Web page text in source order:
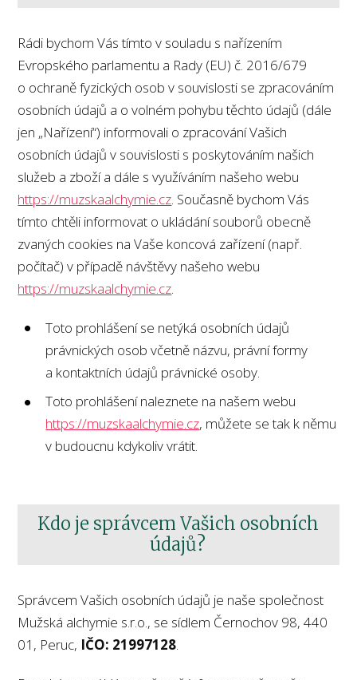
Rádi bychom Vás tímto v souladu s nařízením
Evropského parlamentu a Rady (EU) č. 2016/679
o ochraně fyzických osob v souvislosti se zpracováním
osobních údajů a o volném pohybu těchto údajů (dále
jen „Nařízení“) informovali o zpracování Vašich
osobních údajů v souvislosti s poskytováním našich
služeb a zboží a dále s využíváním našeho webu
https://muzskaalchymie.cz. Současně bychom Vás
tímto chtěli informovat o ukládání souborů obecně
zvaných cookies na Vaše koncová zařízení (např.
počítač) v případě návštěvy našeho webu
https://muzskaalchymie.cz.
Toto prohlášení se netýká osobních údajů
právnických osob včetně názvu, právní formy
a kontaktních údajů právnické osoby.
Toto prohlášení naleznete na našem webu
https://muzskaalchymie.cz, můžete se tak k němu
v budoucnu kdykoliv vrátit.
Kdo je správcem Vašich osobních
údajů?
Správcem Vašich osobních údajů je naše společnost
Mužská alchymie s.r.o., se sídlem Černochov 98, 440
01, Peruc, IČO: 21997128.